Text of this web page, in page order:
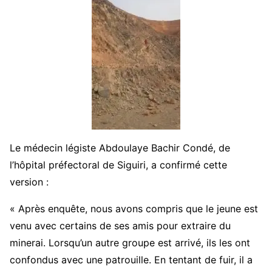
Le médecin légiste Abdoulaye Bachir Condé, de
l’hôpital préfectoral de Siguiri, a confirmé cette
version :
« Après enquête, nous avons compris que le jeune est
venu avec certains de ses amis pour extraire du
minerai. Lorsqu’un autre groupe est arrivé, ils les ont
confondus avec une patrouille. En tentant de fuir, il a